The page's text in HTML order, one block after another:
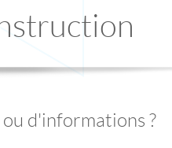
ou d'informations ?